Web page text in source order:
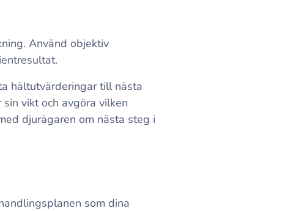
Använd objektiv
hältutvärderingar till nästa
vikt och avgöra vilken
djurägaren om nästa steg i
som dina